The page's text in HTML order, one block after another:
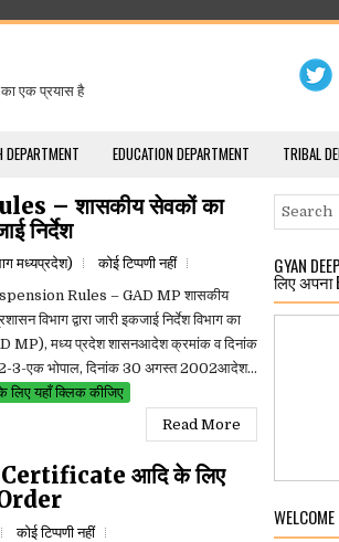
एक प्रयास है
DEPARTMENT EDUCATION DEPARTMENT TRIBAL
– शासकीय सेवकों का
निर्देश
मध्यप्रदेश)
कोई टिप्पणी नहीं
Rules – GAD MP शासकीय
विभाग द्वारा जारी इकजाई निर्देश विभाग का
MP), मध्य प्रदेश शासनआदेश क्रमांक व दिनांक
एक भोपाल, दिनांक 30 अगस्त 2002आदेश...
यहाँ क्लिक कीजिए
Read More
Certificate आदि के लिए
कोई टिप्पणी नहीं
GYAN
लिए अपना
WELCOME